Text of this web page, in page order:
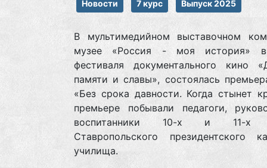
Новости 7 курс Выпуск 2025
В мультимедийном выставочном
музее «Россия - моя история»
фестиваля документального кино
памяти и славы», состоялась
«Без срока давности. Когда стынет
премьере побывали педагоги,
воспитанники 10-х и 11-х
Ставропольского президентского
училища.